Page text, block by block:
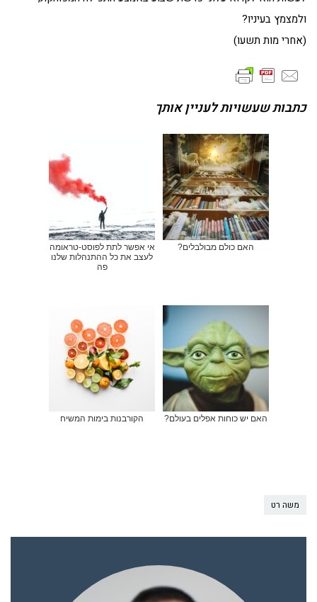
ולמצמץ בעיניו?
(אחרי מות תשעו)
כתבות שעשויות לעניין אותך
האם כולם מבולבלים?
אי אפשר לתת לפוסט-טראומה
לעצב את כל ההתנהלות שלנו
פה
האם יש כוחות אפלים בעולם? הקורבנות בימות המשיח
משה רט